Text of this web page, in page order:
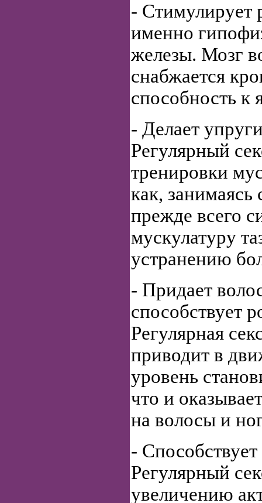
- Стимулирует
именно
железы. Мозг
снабжается
способность
- Делает
Регулярный
тренировки
как,
прежде всего
мускулатуру
устранению
- Придает
способствует
Регулярная
приводит в
уровень
что и
на волосы и
-
Регулярный
увеличению